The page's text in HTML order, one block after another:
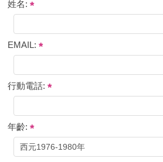
姓名:
EMAIL:
行動電話:
年齡: